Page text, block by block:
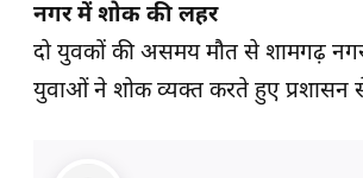
नगर में शोक की लहर
दो युवकों की असमय मौत से शामगढ़ नगर
युवाओं ने शोक व्यक्त करते हुए प्रशासन